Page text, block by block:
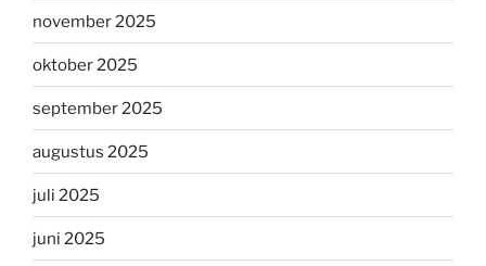
november 2025
oktober 2025
september 2025
augustus 2025
juli 2025
juni 2025